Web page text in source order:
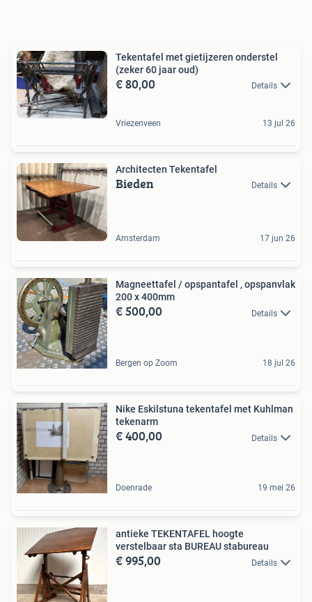
Tekentafel met gietijzeren onderstel
(zeker 60 jaar oud)
€ 80,00 Details
Vriezenveen 13 jul 26
Architecten Tekentafel
Bieden Details
Amsterdam 17 jun 26
Magneettafel / opspantafel , opspanvlak
200 x 400mm
€ 500,00 Details
Bergen op Zoom 18 jul 26
Nike Eskilstuna tekentafel met Kuhlman
tekenarm
€ 400,00 Details
Doenrade 19 mei 26
antieke TEKENTAFEL hoogte
verstelbaar sta BUREAU stabureau
€ 995,00 Details